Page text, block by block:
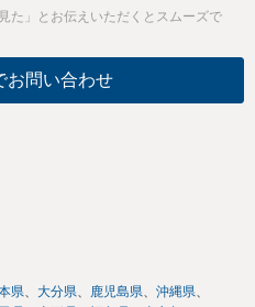
た」とお伝えいただくとスムーズで
お問い合わせ
県 大分県 鹿児島県
沖縄県